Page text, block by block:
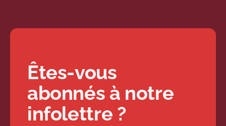
Êtes-vous
abonnés à notre
infolettre ?